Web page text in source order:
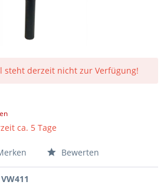
steht derzeit nicht zur Verfügung!
ca. 5 Tage
Bewerten
VW411